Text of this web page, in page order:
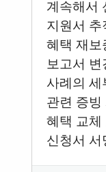
계속해서
지원서 추
혜택 재보
보고서 변
사례의 세
관련 증빙
혜택 교체
신청서 서